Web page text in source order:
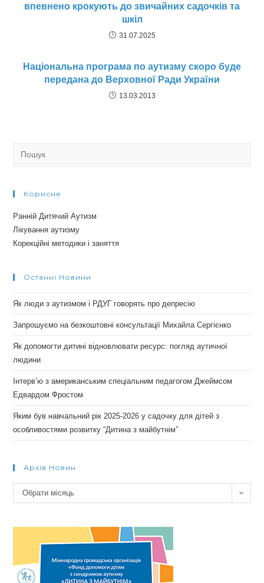
впевнено крокують до звичайних садочків та
шкіл
31.07.2025
Національна програма по аутизму скоро буде
передана до Верховної Ради України
13.03.2013
Корисне
Ранній Дитячий Аутизм
Лікування аутизму
Корекційні методики і заняття
Останні Новини
Як люди з аутизмом і РДУГ говорять про депресію
Запрошуємо на безкоштовні консультації Михайла Сергієнко
Як допомогти дитині відновлювати ресурс: погляд аутичної
людини
Інтерв’ю з американським спеціальним педагогом Джеймсом
Едвардом Фростом
Яким був навчальний рік 2025-2026 у садочку для дітей з
особливостями розвитку “Дитина з майбутнім”
Архів Новин
Архів
новин
Обрати місяць